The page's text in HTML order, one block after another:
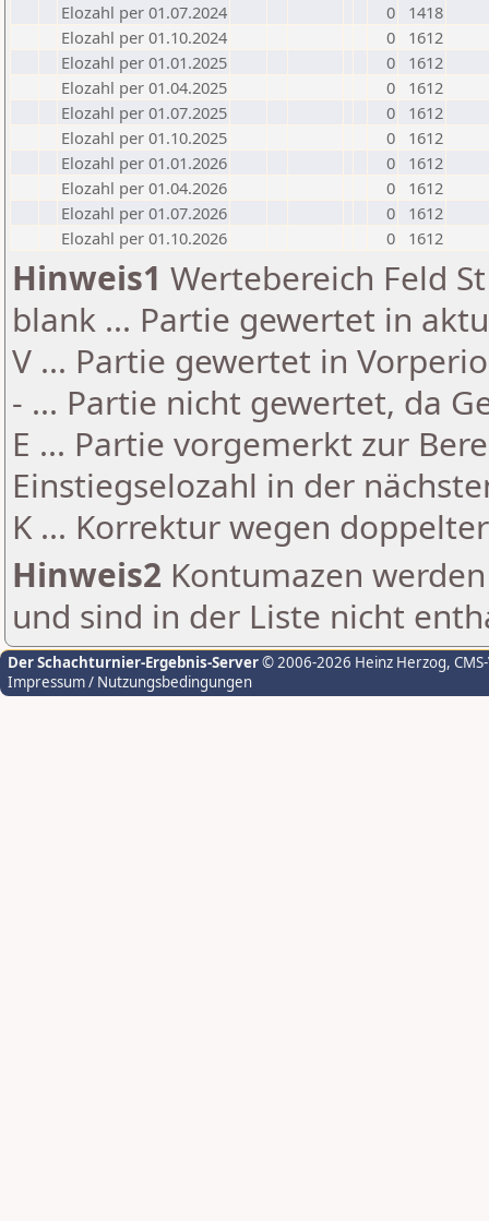
Elozahl per 01.07.2024
0
1418
Elozahl per 01.10.2024
0
1612
Elozahl per 01.01.2025
0
1612
Elozahl per 01.04.2025
0
1612
Elozahl per 01.07.2025
0
1612
Elozahl per 01.10.2025
0
1612
Elozahl per 01.01.2026
0
1612
Elozahl per 01.04.2026
0
1612
Elozahl per 01.07.2026
0
1612
Elozahl per 01.10.2026
0 1612
Hinweis1 Wertebereich Feld
blank ... Partie gewertet in
V ... Partie gewertet in
- ... Partie nicht gewertet, da
E ... Partie vorgemerkt zur
Einstiegselozahl in der
K ... Korrektur wegen
Hinweis2 Kontumazen
und sind in der Liste nicht
Der Schachturnier-Ergebnis-Server© 2006-2026 Heinz Herzog,
Impressum / Nutzungsbedingungen